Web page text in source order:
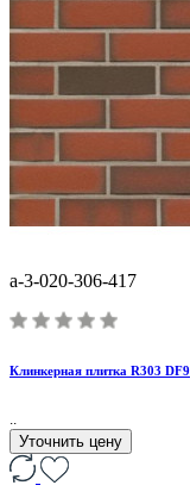
a-3-020-306-417
Клинкерная плитка R303 DF9
..
Уточнить цену